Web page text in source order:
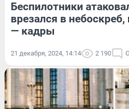
Беспилотники
врезался в
— кадры
21 декабря, 2024, 14:14 2 190